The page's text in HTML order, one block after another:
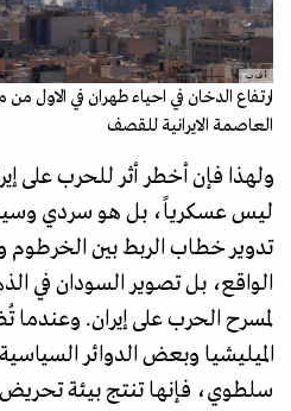
أ ف ب
ارتفاع الدخان في احياء طهران في الاول
العاصمة الايرانية للقصف
ولهذا فإن أخطر أثر للحرب على
ليس عسكرياً، بل هو سردي
تدوير خطاب الربط بين
الواقع، بل تصوير السودان في
لمسرح الحرب على إيران. وعندما
الميليشيا وبعض الدوائر
سلطوي، فإنها تنتج بيئة